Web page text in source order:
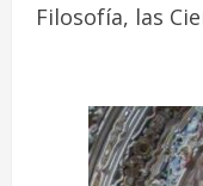
Filosofía, las